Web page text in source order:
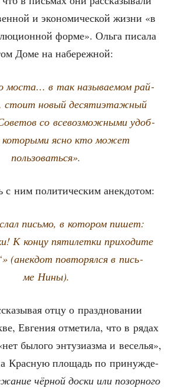
и эко­но­ми­че­ской жиз­ни «в
фор­ме». Оль­га писа­ла
Доме на набережной:
моста… в так назы­ва­е­мом рай­
сто­ит новый деся­ти­этаж­ный
со все­воз­мож­ны­ми удоб­
ясно кто может
пользоваться».
с ним поли­ти­че­ским анекдотом:
пись­мо, в кото­ром пишет:
К кон­цу пяти­лет­ки при­хо­ди­те
(анек­дот повто­рял­ся в пись­
ме Нины).
отцу о празд­но­ва­нии
Евге­ния отме­ти­ла, что в рядах
было­го энту­зи­аз­ма и весе­лья»,
Крас­ную пло­щадь по при­нуж­де­
чёр­ной дос­ки или позор­но­го